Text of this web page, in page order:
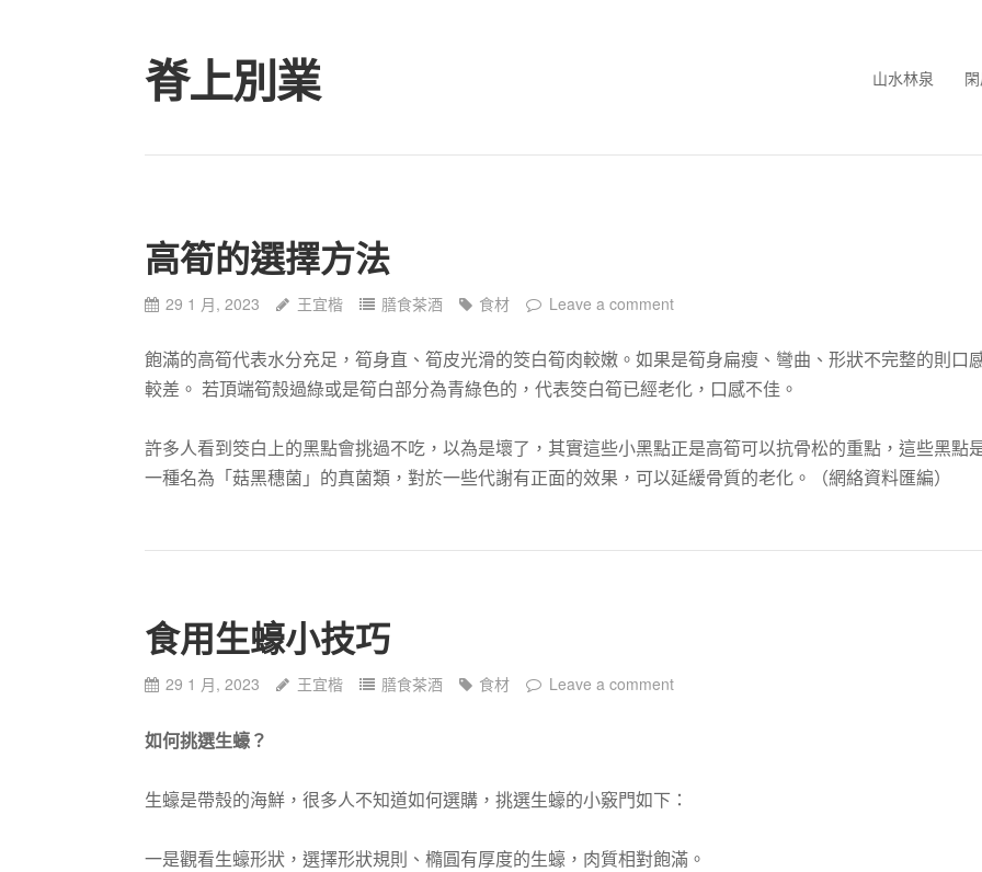
content
脊上別業 山水林泉
高筍的選擇方法
29 1 月, 2023 王宜楷 膳食茶酒 食材 Leave a comment
飽滿的高筍代表水分充足，筍身直、筍皮光滑的筊白筍肉較嫩。如果是筍身扁瘦、彎曲、形狀不完整的則口
較差。 若頂端筍殼過綠或是筍白部分為青綠色的，代表筊白筍已經老化，口感不佳。
許多人看到筊白上的黑點會挑過不吃，以為是壞了，其實這些小黑點正是高筍可以抗骨松的重點，這些黑點
一種名為「菇黑穗菌」的真菌類，對於一些代謝有正面的效果，可以延緩骨質的老化。（網絡資料匯編）
食用生蠔小技巧
29 1 月, 2023 王宜楷 膳食茶酒 食材 Leave a comment
如何挑選生蠔？
生蠔是帶殼的海鮮，很多人不知道如何選購，挑選生蠔的小竅門如下：
一是觀看生蠔形狀，選擇形狀規則、橢圓有厚度的生蠔，肉質相對飽滿。